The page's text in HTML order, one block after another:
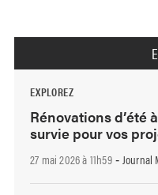
EXPLOREZ
Rénovations d’été
survie pour vos
27 mai 2026 à 11h59- Journal